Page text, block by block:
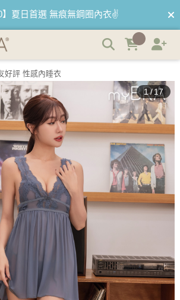
透紗蕾絲連身裙 | myBRA 最懂妳的內衣
】絕版內睡衣 下殺售完不補🤍
內褲任選3件以上 1件$333👙
運費】台灣滿1200運費0元🚛
】新客最高可折$150再免運❗
贈】把衣物壓縮收納袋回家 🌞
節快樂】男內褲5件$999🧔
好評 性感內睡衣
1/17